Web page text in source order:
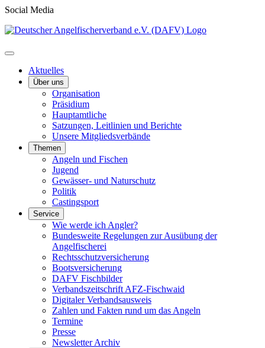
Social Media
Aktuelles
Über uns
Organisation
Präsidium
Hauptamtliche
Satzungen, Leitlinien und Berichte
Unsere Mitgliedsverbände
Themen
Angeln und Fischen
Jugend
Gewässer- und Naturschutz
Politik
Castingsport
Service
Wie werde ich Angler?
Bundesweite Regelungen zur Ausübung der
Angelfischerei
Rechtsschutzversicherung
Bootsversicherung
DAFV Fischbilder
Verbandszeitschrift AFZ-Fischwaid
Digitaler Verbandsausweis
Zahlen und Fakten rund um das Angeln
Termine
Presse
Newsletter Archiv